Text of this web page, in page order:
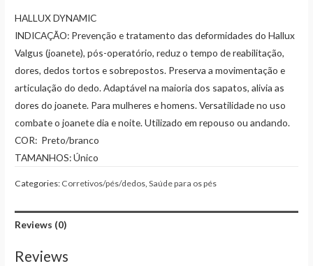
HALLUX DYNAMIC
INDICAÇÃO: Prevenção e tratamento das deformidades do Hallux
Valgus (joanete), pós-operatório, reduz o tempo de reabilitação,
dores, dedos tortos e sobrepostos. Preserva a movimentação e
articulação do dedo. Adaptável na maioria dos sapatos, alivia as
dores do joanete. Para mulheres e homens. Versatilidade no uso
combate o joanete dia e noite. Utilizado em repouso ou andando.
COR: Preto/branco
TAMANHOS: Único
Categories: Corretivos/pés/dedos ,Saúde para os pés
Reviews (0)
Reviews